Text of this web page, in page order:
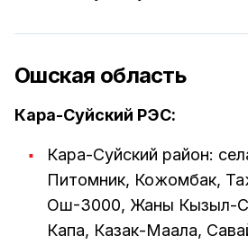
Ошская область
Кара-Суйский РЭС:
Кара-Суйский район:
Питомник, Кожомбак,
Ош-3000, Жаны Кызыл-
Капа, Казак-Маала,